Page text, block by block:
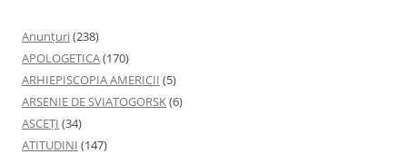
Anunţuri(238)
APOLOGETICA(170)
ARHIEPISCOPIA AMERICII (5)
ARSENIE DE SVIATOGORSK(6)
ASCEȚI (34)
ATITUDINI (147)